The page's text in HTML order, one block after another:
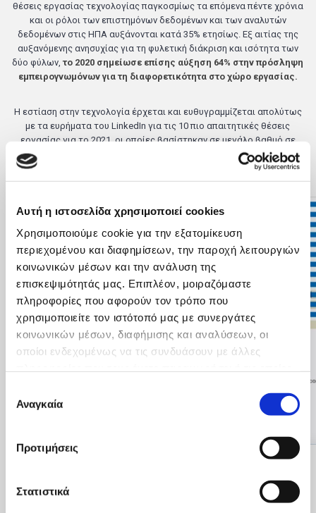
Αυτή η ιστοσελίδα χρησιμοποιεί cookies
Χρησιμοποιούμε cookie για την εξατομίκευση
περιεχομένου και διαφημίσεων, την παροχή λειτουργιών
κοινωνικών μέσων και την ανάλυση της
επισκεψιμότητάς μας. Επιπλέον, μοιραζόμαστε
πληροφορίες που αφορούν τον τρόπο που
χρησιμοποιείτε τον ιστότοπό μας με συνεργάτες
κοινωνικών μέσων, διαφήμισης και αναλύσεων, οι
οποίοι ενδεχομένως να τις συνδυάσουν με άλλες
των υπηρεσιών τους.
συγκατάθεσης
Αναγκαία
Προτιμήσεις
Στατιστικά
θέσεις εργασίας τεχνολογίας παγκοσμίως τα επόμενα πέντε χρόνια
και οι ρόλοι των επιστημόνων δεδομένων και των αναλυτών
δεδομένων στις ΗΠΑ αυξάνονται κατά 35% ετησίως. Εξ αιτίας της
αυξανόμενης ανησυχίας για τη φυλετική διάκριση και ισότητα των
δύο φύλων,το 2020 σημείωσε επίσης αύξηση 64% στην πρόσληψη
εμπειρογνωμόνων για τη διαφορετικότητα στο χώρο εργασίας.
Η εστίαση στην τεχνολογία έρχεται και ευθυγραμμίζεται απολύτως
με τα ευρήματα του LinkedIn για τις 10 πιο απαιτητικές θέσεις
εργασίας για το 2021, οι οποίες βασίστηκαν σε μεγάλο βαθμό σε
ψηφιακές δυνατότητες,
όπως ανάπτυξη λογισμικού, ανάλυση
δεδομένων, ψηφιακό μάρκετινγκ και γραφιστική.
Συνδυάζεται επίσης με την Έκθεση του Παγκόσμιου Οικονομικού